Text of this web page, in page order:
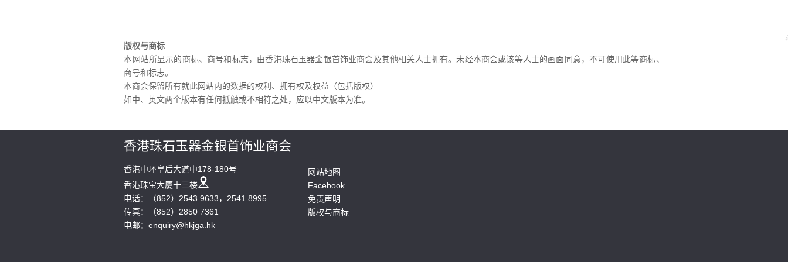
版权与商标
本网站所显示的商标、商号和标志，由香港珠石玉器金银首饰业商会及其他相关人士拥有。未经本商会或该等人士的画面同意，不可使用此等商标、
商号和标志。
本商会保留所有就此网站内的数据的权利、拥有权及权益（包括版权）
如中、英文两个版本有任何抵触或不相符之处，应以中文版本为准。
香港珠石玉器金银首饰业商会
香港中环皇后大道中178-180号
香港珠宝大厦十三楼
电话：（852）2543 9633，2541 8995
传真：（852）2850 7361
电邮：enquiry@hkjga.hk
网站地图
Facebook
免责声明
版权与商标